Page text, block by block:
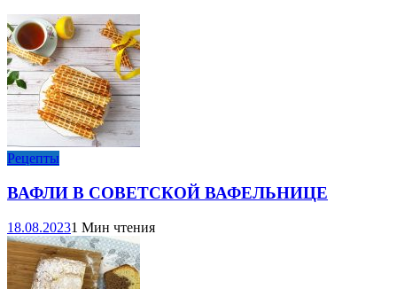
Рецепты
ВАФЛИ В СОВЕТСКОЙ ВАФЕЛЬНИЦЕ
18.08.20231 Мин чтения